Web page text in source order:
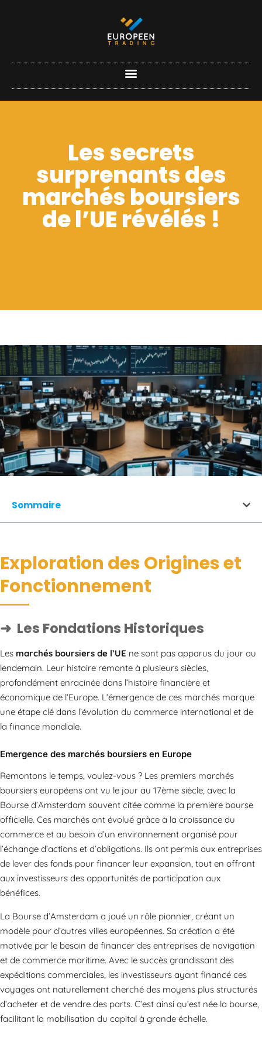
Les secrets
surprenants des
marchés boursiers
de l’UE révélés !
Sommaire
Exploration des Origines et
Fonctionnement
Les Fondations Historiques
Les marchés boursiers de l’UE ne sont pas apparus du jour au
lendemain. Leur histoire remonte à plusieurs siècles,
profondément enracinée dans l’histoire financière et
économique de l’Europe. L’émergence de ces marchés marque
une étape clé dans l’évolution du commerce international et de
la finance mondiale.
Emergence des marchés boursiers en Europe
Remontons le temps, voulez-vous ? Les premiers marchés
boursiers européens ont vu le jour au 17ème siècle, avec la
Bourse d’Amsterdam souvent citée comme la première bourse
officielle. Ces marchés ont évolué grâce à la croissance du
commerce et au besoin d’un environnement organisé pour
l’échange d’actions et d’obligations. Ils ont permis aux entreprises
de lever des fonds pour financer leur expansion, tout en offrant
aux investisseurs des opportunités de participation aux
bénéfices.
La Bourse d’Amsterdam a joué un rôle pionnier, créant un
modèle pour d’autres villes européennes. Sa création a été
motivée par le besoin de financer des entreprises de navigation
et de commerce maritime. Avec le succès grandissant des
expéditions commerciales, les investisseurs ayant financé ces
voyages ont naturellement cherché des moyens plus structurés
d’acheter et de vendre des parts. C’est ainsi qu’est née la bourse,
facilitant la mobilisation du capital à grande échelle.